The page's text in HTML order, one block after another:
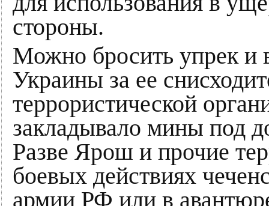
стороны.
Можно бросить упрек и
Украины за ее
террористической
закладывало мины под
Разве Ярош и прочие
боевых действиях
армии РФ или в